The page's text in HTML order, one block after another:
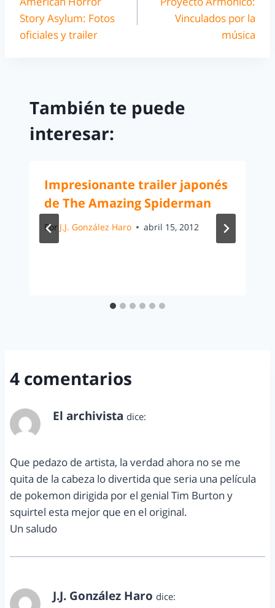
Story Asylum: Fotos
oficiales y trailer
Vinculados por la
música
También te puede
interesar:
Impresionante trailer japonés
de The Amazing Spiderman
Por J.J. González Haro abril 15, 2012
4 comentarios
El archivista dice:
Que pedazo de artista, la verdad ahora no se me
quita de la cabeza lo divertida que seria una película
de pokemon dirigida por el genial Tim Burton y
squirtel esta mejor que en el original.
Un saludo
J.J. González Haro dice: